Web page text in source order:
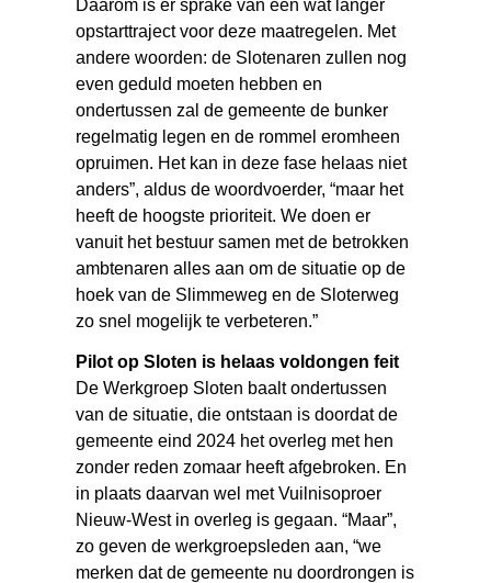
Daarom is er sprake van een wat langer
opstarttraject voor deze maatregelen. Met
andere woorden: de Slotenaren zullen nog
even geduld moeten hebben en
ondertussen zal de gemeente de bunker
regelmatig legen en de rommel eromheen
opruimen. Het kan in deze fase helaas niet
anders”, aldus de woordvoerder, “maar het
heeft de hoogste prioriteit. We doen er
vanuit het bestuur samen met de betrokken
ambtenaren alles aan om de situatie op de
hoek van de Slimmeweg en de Sloterweg
zo snel mogelijk te verbeteren.”
Pilot op Sloten is helaas voldongen feit
De Werkgroep Sloten baalt ondertussen
van de situatie, die ontstaan is doordat de
gemeente eind 2024 het overleg met hen
zonder reden zomaar heeft afgebroken. En
in plaats daarvan wel met Vuilnisoproer
Nieuw-West in overleg is gegaan. “Maar”,
zo geven de werkgroepsleden aan, “we
merken dat de gemeente nu doordrongen is